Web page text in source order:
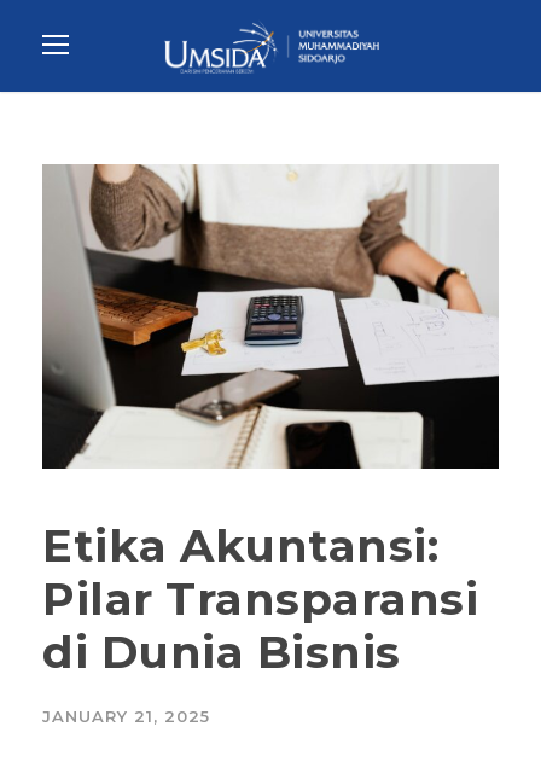
Etika Akuntansi:
Pilar Transparansi
di Dunia Bisnis
JANUARY 21, 2025